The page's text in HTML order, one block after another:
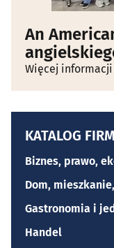
An
Więcej informacji
KATALOG FIRM
Biznes, prawo,
Dom,
Gastronomia i
Handel